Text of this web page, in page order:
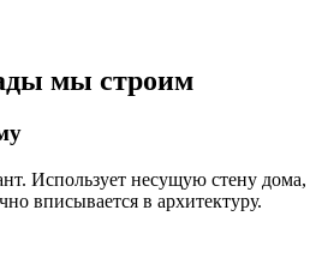
мы строим
Использует несущую стену дома,
вписывается в архитектуру.